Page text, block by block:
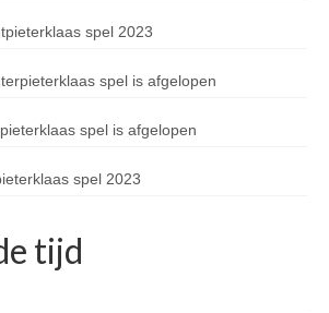
spel 2023
spel is afgelopen
spel is afgelopen
spel 2023
tijd